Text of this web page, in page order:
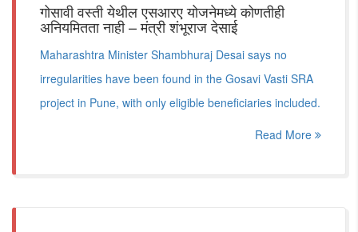
गोसावी वस्ती येथील एसआरए योजनेमध्ये कोणतीही
अनियमितता नाही – मंत्री शंभूराज देसाई
Maharashtra Minister Shambhuraj Desai says no
irregularities have been found in the Gosavi Vasti SRA
project in Pune, with only eligible beneficiaries included.
Read More